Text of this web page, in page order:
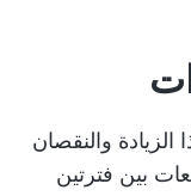
والنقصان
بين فترتين